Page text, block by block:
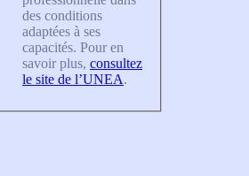
des conditions
adaptées à ses
capacités. Pour en
savoir plus, consultez
le site de l’UNEA.